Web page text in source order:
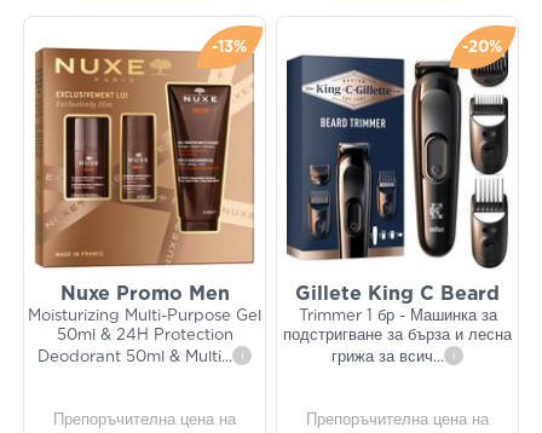
-13%
Nuxe Promo Men
Moisturizing Multi-Purpose Gel
50ml & 24H Protection
Deodorant 50ml & Multi... i
Препоръчителна цена на
-20%
Gillete King C Beard
Trimmer 1 бр - Машинка за
подстригване за бърза и лесна
грижа за всич... i
Препоръчителна цена на